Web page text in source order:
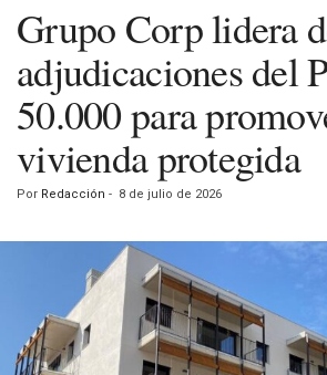
Grupo Corp lidera
adjudicaciones del
50.000 para
vivienda protegida
Por Redacción - 8 de julio de 2026